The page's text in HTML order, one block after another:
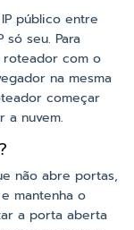
público entre
seu. Para
roteador com o
na mesma
começar
a nuvem.
não abre portas,
mantenha o
a porta aberta